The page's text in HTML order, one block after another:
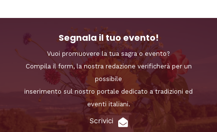
Segnala il tuo evento!
Vuoi promuovere la tua sagra o evento?
Compila il form, la nostra redazione verificherà per un
possibile
inserimento sul nostro portale dedicato a tradizioni ed
eventi italiani.
Scrivici